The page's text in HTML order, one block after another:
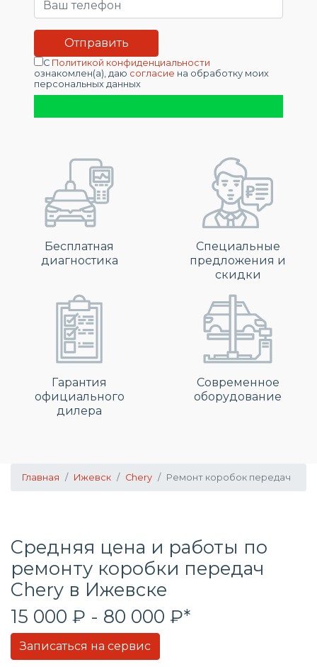
С Политикой конфиденциальности
ознакомлен(а), даю согласие на обработку моих
персональных данных
Бесплатная
диагностика
Специальные
предложения и
скидки
Гарантия
официального
дилера
Современное
оборудование
Главная Ижевск Chery Ремонт коробок передач
Средняя цена и работы по
ремонту коробки передач
Chery в Ижевске
15 000 ₽ - 80 000 ₽*
Записаться на сервис